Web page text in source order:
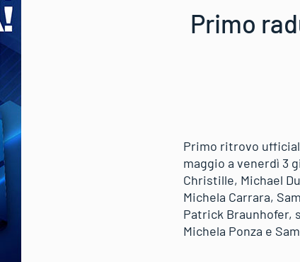
Primo
Primo ritrovo
maggio a venerdì 3
Christille, Michael
Michela Carrara,
Patrick Braunhofer,
Michela Ponza e